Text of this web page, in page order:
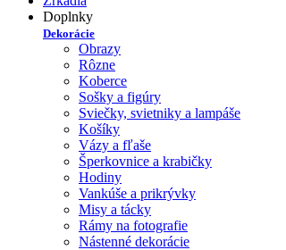
Doplnky
Dekorácie
Obrazy
Rôzne
Koberce
Sošky a figúry
Sviečky, svietniky a lampáše
Košíky
Vázy a fľaše
Šperkovnice a krabičky
Hodiny
Vankúše a prikrývky
Misy a tácky
Rámy na fotografie
Nástenné dekorácie